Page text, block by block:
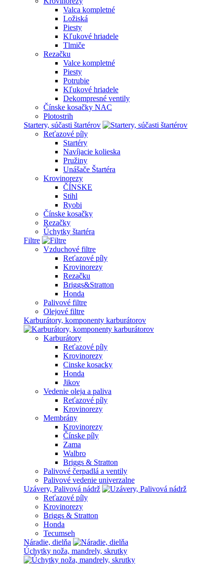
Valca kompletné
Ložiská
Piesty
Kľukové hriadele
Tlmiče
Rezačku
Valce kompletné
Piesty
Potrubie
Kľukové hriadele
Dekompresné ventily
Čínske kosačky NAC
Plotostrih
Startery, súčasti štartérov
Reťazové píly
Startéry
Navíjacie kolieska
Pružiny
Unášače Štartéra
Krovinorezy
ČÍNSKE
Stihl
Ryobi
Čínske kosačky
Rezačky
Úchytky štartéra
Filtre
Vzduchové filtre
Reťazové píly
Krovinorezy
Rezačku
Briggs&Stratton
Honda
Palivové filtre
Olejové filtre
Karburátory, komponenty karburátorov
Karburátory
Reťazové píly
Krovinorezy
Cinske kosacky
Honda
Jikov
Vedenie oleja a paliva
Reťazové píly
Krovinorezy
Membrány
Krovinorezy
Čínske píly
Zama
Walbro
Briggs & Stratton
Palivové čerpadlá a ventily
Palivové vedenie univerzalne
Uzávery, Palivová nádrž
Reťazové píly
Krovinorezy
Briggs & Stratton
Honda
Tecumseh
Náradie, dielňa
Úchytky noža, mandrely, skrutky